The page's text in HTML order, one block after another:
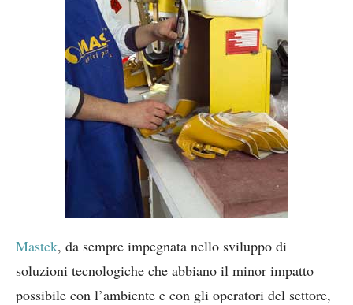
Mastek, da sempre impegnata nello sviluppo di
soluzioni tecnologiche che abbiano il minor impatto
possibile con l’ambiente e con gli operatori del settore,